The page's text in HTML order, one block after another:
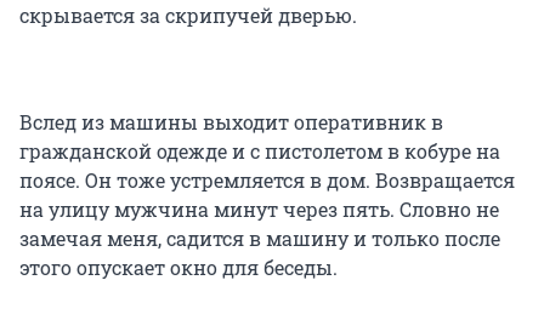
скрывается за скрипучей дверью.
Вслед из машины выходит оперативник в
гражданской одежде и с пистолетом в кобуре на
поясе. Он тоже устремляется в дом. Возвращается
на улицу мужчина минут через пять. Словно не
замечая меня, садится в машину и только после
этого опускает окно для беседы.